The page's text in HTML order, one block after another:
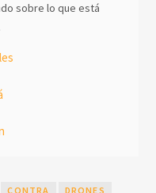
sobre lo que está
CONTRA DRONES